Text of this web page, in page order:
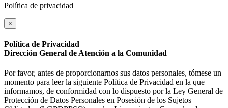
Política de privacidad
×
Política de Privacidad
Dirección General de Atención a la Comunidad
Por favor, antes de proporcionarnos sus datos personales, tómese un
momento para leer la siguiente Política de Privacidad en la que
informamos, de conformidad con lo dispuesto por la Ley General de
Protección de Datos Personales en Posesión de los Sujetos